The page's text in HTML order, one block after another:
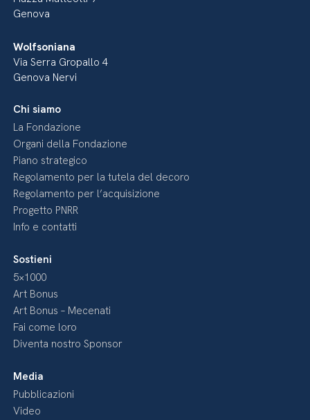
Genova
Wolfsoniana
Via Serra Gropallo 4
Genova Nervi
Chi siamo
La Fondazione
Organi della Fondazione
Piano strategico
Regolamento per la tutela del decoro
Regolamento per l’acquisizione
Progetto PNRR
Info e contatti
Sostieni
5×1000
Art Bonus
Art Bonus – Mecenati
Fai come loro
Diventa nostro Sponsor
Media
Pubblicazioni
Video